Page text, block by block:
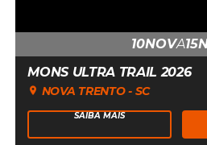
10NOVA15
MONS ULTRA TRAIL 2026
NOVA TRENTO - SC
SAIBA MAIS